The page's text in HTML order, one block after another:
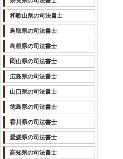
和歌山県の司法書士
鳥取県の司法書士
島根県の司法書士
岡山県の司法書士
広島県の司法書士
山口県の司法書士
徳島県の司法書士
香川県の司法書士
愛媛県の司法書士
高知県の司法書士